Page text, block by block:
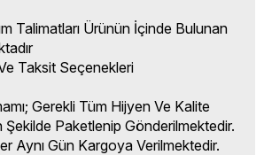
Talimatları Ürünün İçinde Bulunan
Taksit Seçenekleri
Gerekli Tüm Hijyen Ve Kalite
Paketlenip Gönderilmektedir.
Aynı Gün Kargoya Verilmektedir.